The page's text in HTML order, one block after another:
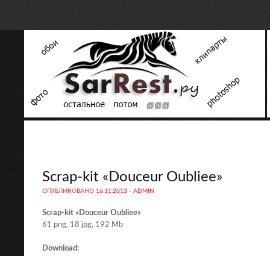
Scrap-kit «Douceur Oubliee»
ОПУБЛИКОВАНО 16.11.2013 - ADMIN
Scrap-kit «Douceur Oubliee»
61 png, 18 jpg, 192 Mb
Download: